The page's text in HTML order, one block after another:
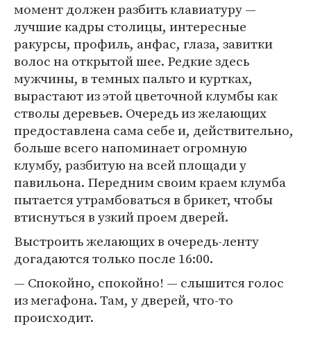
момент должен разбить клавиатуру —
лучшие кадры столицы, интересные
ракурсы, профиль, анфас, глаза, завитки
волос на открытой шее. Редкие здесь
мужчины, в темных пальто и куртках,
вырастают из этой цветочной клумбы как
стволы деревьев. Очередь из желающих
предоставлена сама себе и, действительно,
больше всего напоминает огромную
клумбу, разбитую на всей площади у
павильона. Передним своим краем клумба
пытается утрамбоваться в брикет, чтобы
втиснуться в узкий проем дверей.
Выстроить желающих в очередь-ленту
догадаются только после 16:00.
— Спокойно, спокойно! — слышится голос
из мегафона. Там, у дверей, что-то
происходит.